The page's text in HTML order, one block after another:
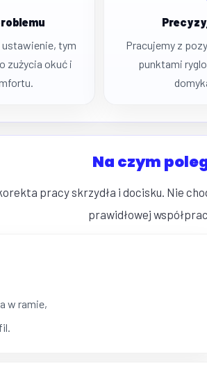
tym
zużycia okuć i
Pracujemy z
punktami
Na czym
pracy skrzydła i docisku. Nie
prawidłowej
w ramie,